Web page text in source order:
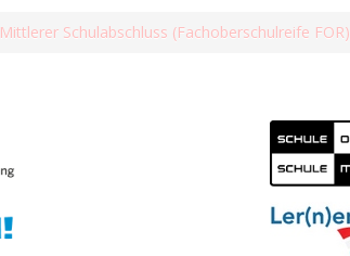
Mittlerer Schulabschluss (Fachoberschulreife FOR)